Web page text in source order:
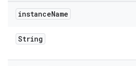
instanceName
String